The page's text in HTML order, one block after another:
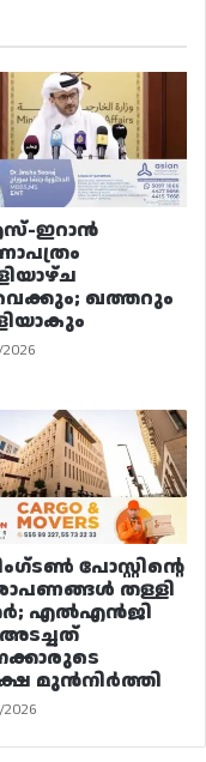
ഇറാൻ
ഖത്തറും
പോസ്റ്റിന്റെ
തള്ളി
എൽഎൻജി
അടച്ചത്
മുൻനിർത്തി